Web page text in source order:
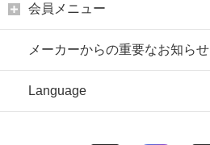
会員メニュー
メーカーからの重要なお知らせ
Language